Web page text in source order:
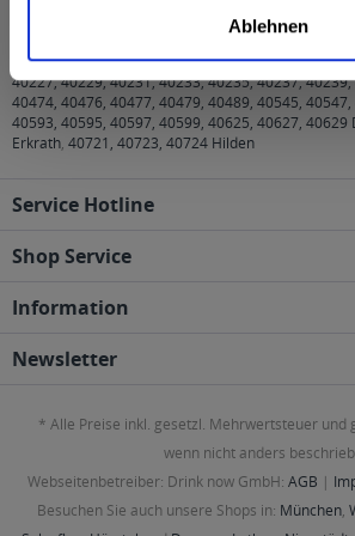
Ablehnen
Postleitzahl-Gebieten geliefert
40210, 40211, 40212, 40213, 40215, 40217,
40227, 40229, 40231, 40233, 40235, 40237,
40474, 40476, 40477, 40479, 40489, 40545,
40593, 40595, 40597, 40599, 40625, 40627, 40629
Erkrath, 40721, 40723, 40724 Hilden
Service Hotline
Shop Service
Information
Newsletter
* Alle Preise inkl. gesetzl. Mehrwertsteuer und
wenn nicht anders
Webseitenbetreiber: Drink now GmbH: AGB |
Besuchen Sie auch unsere Shops in: München,